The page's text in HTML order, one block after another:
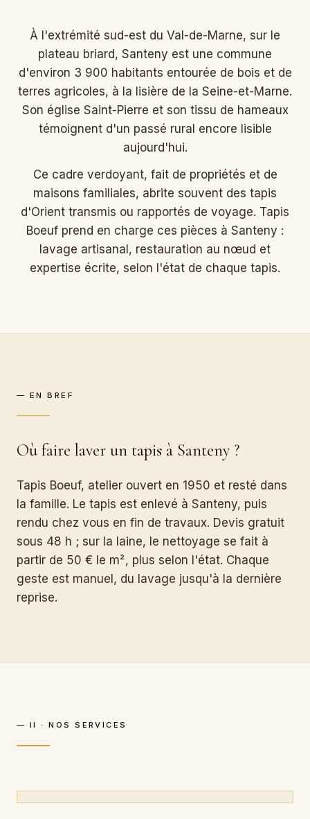
À l'extrémité sud-est du Val-de-Marne, sur le
plateau briard, Santeny est une commune
d'environ 3 900 habitants entourée de bois et de
terres agricoles, à la lisière de la Seine-et-Marne.
Son église Saint-Pierre et son tissu de hameaux
témoignent d'un passé rural encore lisible
aujourd'hui.
Ce cadre verdoyant, fait de propriétés et de
maisons familiales, abrite souvent des tapis
d'Orient transmis ou rapportés de voyage. Tapis
Boeuf prend en charge ces pièces à Santeny :
lavage artisanal, restauration au nœud et
expertise écrite, selon l'état de chaque tapis.
— EN BREF
Où faire laver un tapis à Santeny ?
Tapis Boeuf, atelier ouvert en 1950 et resté dans
la famille. Le tapis est enlevé à Santeny, puis
rendu chez vous en fin de travaux. Devis gratuit
sous 48 h ; sur la laine, le nettoyage se fait à
partir de 50 € le m², plus selon l'état. Chaque
geste est manuel, du lavage jusqu'à la dernière
reprise.
— II · NOS SERVICES